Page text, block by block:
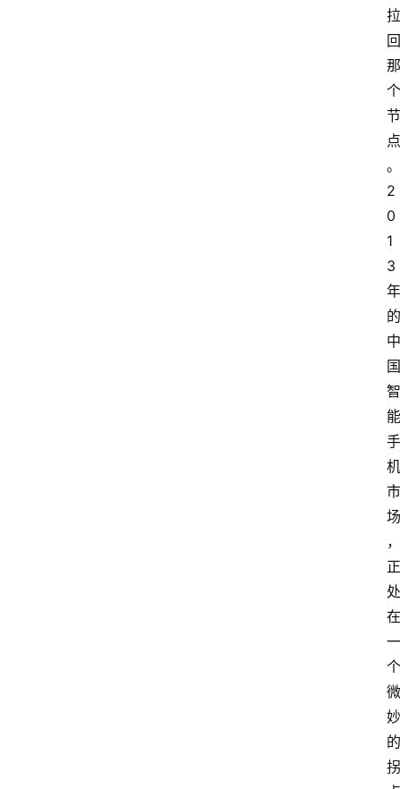
拉
回
那
个
节
点
。
2
0
1
3
年
的
中
国
智
能
手
机
市
场
，
正
处
在
一
个
微
妙
的
拐